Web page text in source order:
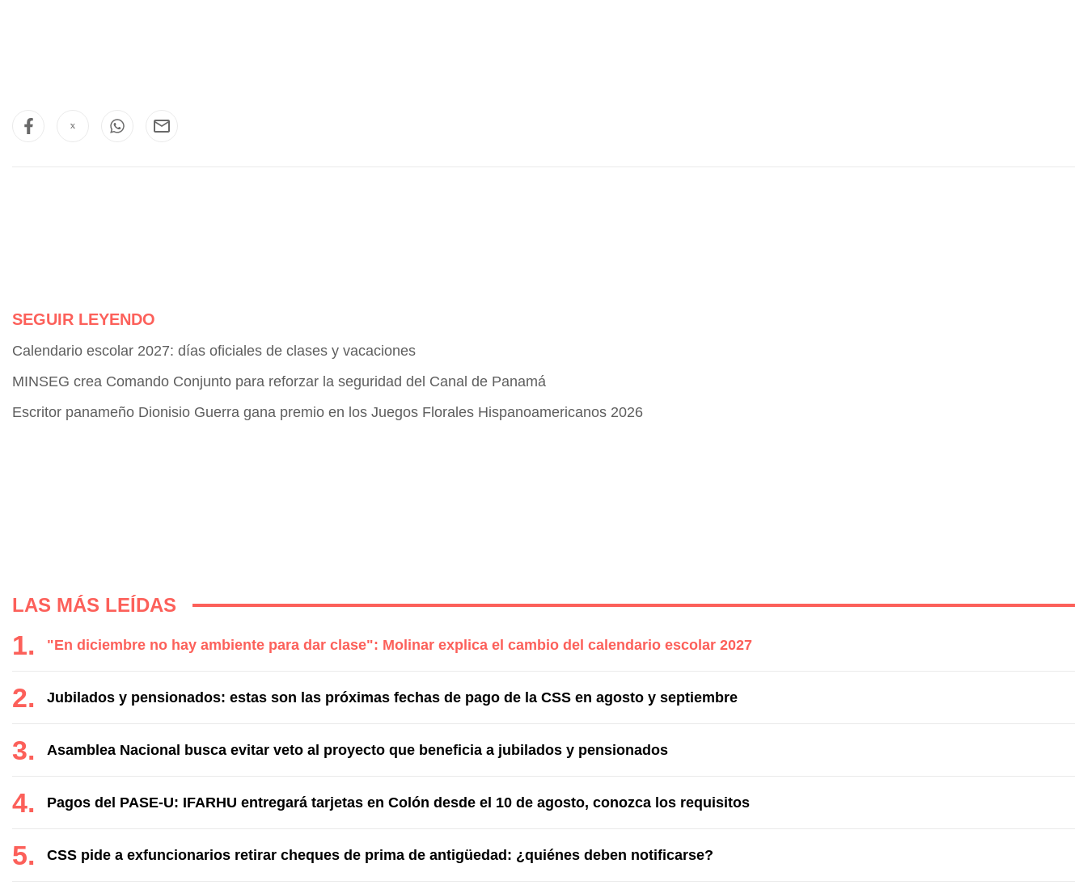
SEGUIR LEYENDO
Calendario escolar 2027: días oficiales de clases y vacaciones
MINSEG crea Comando Conjunto para reforzar la seguridad del Canal de Panamá
Escritor panameño Dionisio Guerra gana premio en los Juegos Florales Hispanoamericanos 2026
LAS MÁS LEÍDAS
"En diciembre no hay ambiente para dar clase": Molinar explica el cambio del calendario escolar 2027
Jubilados y pensionados: estas son las próximas fechas de pago de la CSS en agosto y septiembre
Asamblea Nacional busca evitar veto al proyecto que beneficia a jubilados y pensionados
Pagos del PASE-U: IFARHU entregará tarjetas en Colón desde el 10 de agosto, conozca los requisitos
CSS pide a exfuncionarios retirar cheques de prima de antigüedad: ¿quiénes deben notificarse?